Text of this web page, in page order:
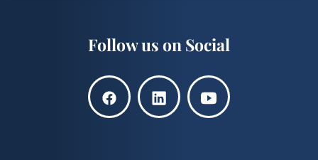
Follow us on Social